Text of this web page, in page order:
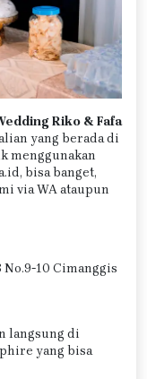
Riko & Fafa
yang berada di
menggunakan
bisa banget,
via WA ataupun
10 Cimanggis
langsung di
yang bisa